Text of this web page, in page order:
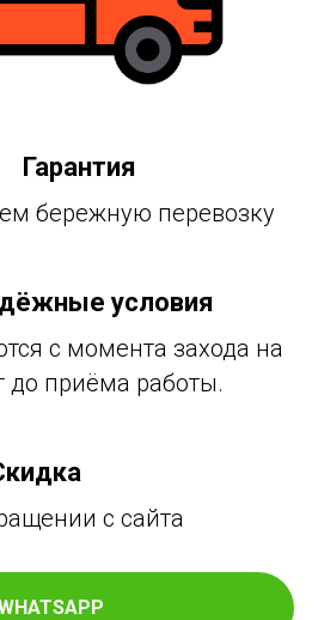
Гарантия
бережную перевозку
условия
с момента захода на
до приёма работы.
с сайта